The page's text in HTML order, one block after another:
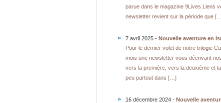
parue dans le magazine 9Lives.Liens
newsletter revient sur la période que
7 avril 2025 - Nouvelle aventure en
Pour le dernier volet de notre trilogie
mois une newsletter vous décrivant
vers la première, vers la deuxième et
peu partout dans […]
16 décembre 2024 - Nouvelle